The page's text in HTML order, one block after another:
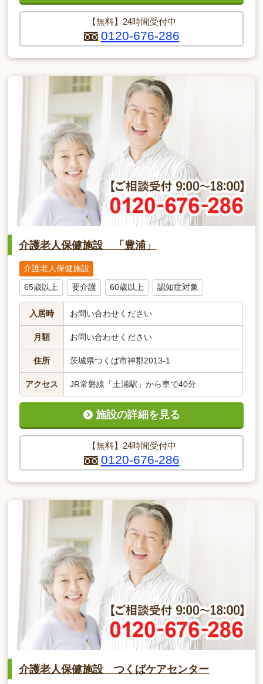
【無料】24時間受付中
0120-676-286
介護老人保健施設 「豊浦」
介護老人保健施設
65歳以上 要介護 60歳以上 認知症対象
入居時 お問い合わせください
月額 お問い合わせください
住所 茨城県つくば市神郡2013-1
アクセス JR常磐線「土浦駅」から車で40分
【無料】24時間受付中
0120-676-286
施設の詳細を見る
介護老人保健施設 つくばケアセンター